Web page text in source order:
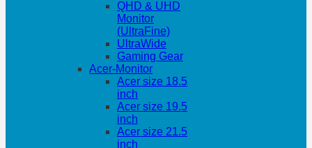
QHD & UHD
Monitor
(UltraFine)
UltraWide
Gaming Gear
Acer-Monitor
Acer size 18.5
inch
Acer size 19.5
inch
Acer size 21.5
inch